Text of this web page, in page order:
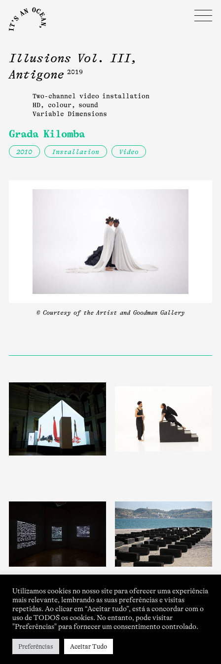
Illusions Vol. III,
Antigone 2019
Two-channel video installation
HD, colour, sound
Variable Dimensions
Grada Kilomba
2010 Installation Video
© Courtesy of the Artist and Goodman Gallery
Utilizamos cookies no nosso site para oferecer uma experiência
mais relevante, lembrando as suas preferências e visitas
repetidas. Ao clicar em “Aceitar tudo”, está a concordar com o
uso de TODOS os cookies. No entanto, pode visitar
"Preferências" para fornecer um consentimento controlado.
Preferências Aceitar Tudo